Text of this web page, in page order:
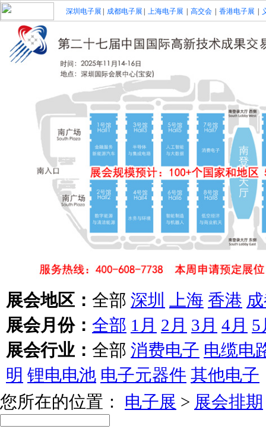
深圳电子展 成都电子展 上海电子展 高交会 香港电子展
展会地区： 全部 深圳 上海 香港
展会月份： 全部 1月 2月 3月 4月 5
展会行业： 全部 消费电子 电缆电
明 锂电电池 电子元器件 其他电子
您所在的位置： 电子展 > 展会排期